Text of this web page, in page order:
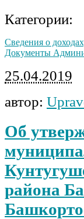
Категории:
Сведения о
Документы
25.04.2019
автор:
Об
района